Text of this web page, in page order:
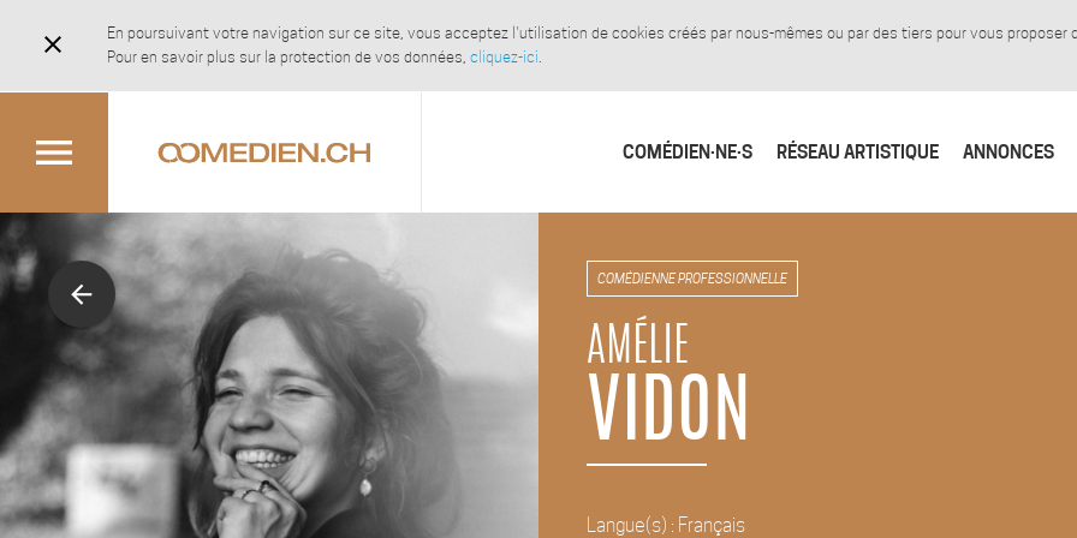
close
En poursuivant votre navigation sur ce site, vous acceptez l'utilisation de cookies créés par nous-mêmes ou par des tiers pour vous proposer
Pour en savoir plus sur la protection de vos données, cliquez-ici.
menu COMÉDIEN·NE·S RÉSEAU ARTISTIQUE ANNONCES
arrow_back COMÉDIENNE PROFESSIONNELLE
AMÉLIE
VIDON
Langue(s) : Français